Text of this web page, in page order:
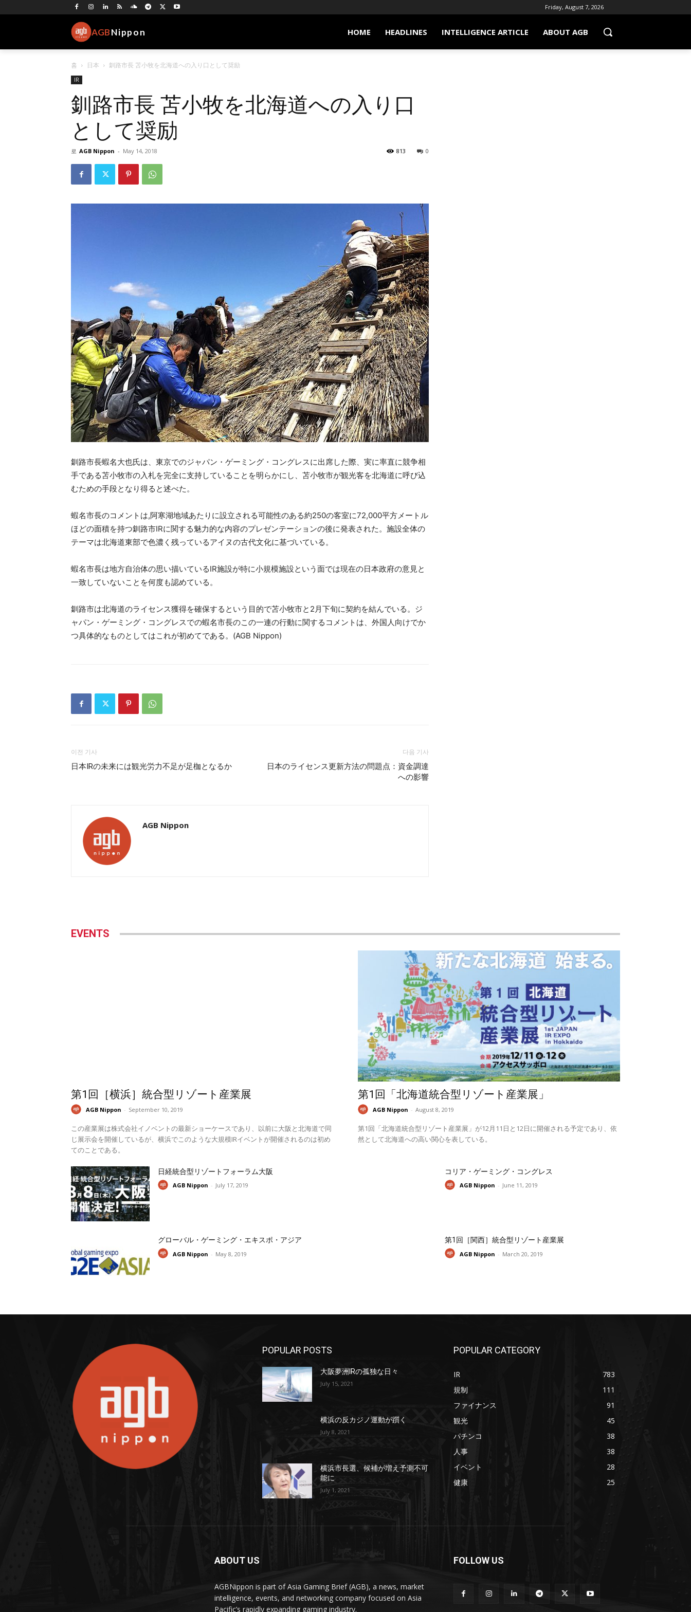
Friday, August 7, 2026
AGBNippon HOME HEADLINES INTELLIGENCE ARTICLE ABOUT AGB
홈 日本 釧路市長 苫小牧を北海道への入り口として奨励
IR
釧路市長 苫小牧を北海道への入り口
として奨励
로 AGB Nippon - May 14, 2018 0
813
釧路市長蝦名大也氏は、東京でのジャパン・ゲーミング・コングレスに出席した際、実に率直に競争相
手である苫小牧市の入札を完全に支持していることを明らかにし、苫小牧市が観光客を北海道に呼び込
むための手段となり得ると述べた。
蝦名市長のコメントは,阿寒湖地域あたりに設立される可能性のある約250の客室に72,000平方メートル
ほどの面積を持つ釧路市IRに関する魅力的な内容のプレゼンテーションの後に発表された。施設全体の
テーマは北海道東部で色濃く残っているアイヌの古代文化に基づいている。
蝦名市長は地方自治体の思い描いているIR施設が特に小規模施設という面では現在の日本政府の意見と
一致していないことを何度も認めている。
釧路市は北海道のライセンス獲得を確保するという目的で苫小牧市と2月下旬に契約を結んでいる。ジ
ャパン・ゲーミング・コングレスでの蝦名市長のこの一連の行動に関するコメントは、外国人向けでか
つ具体的なものとしてはこれが初めてである。(AGB Nippon)
이전 기사
日本IRの未来には観光労力不足が足枷となるか
다음 기사
日本のライセンス更新方法の問題点：資金調達
への影響
AGB Nippon
EVENTS
第1回［横浜］統合型リゾート産業展
AGB Nippon - September 10, 2019
この産業展は株式会社イノベントの最新ショーケースであり、以前に大阪と北海道で同
じ展示会を開催しているが、横浜でこのような大規模IRイベントが開催されるのは初め
てのことである。
第1回「北海道統合型リゾート産業展」
AGB Nippon - August 8, 2019
第1回「北海道統合型リゾート産業展」が12月11日と12日に開催される予定であり、依
然として北海道への高い関心を表している。
日経統合型リゾートフォーラム大阪
AGB Nippon - July 17, 2019
コリア・ゲーミング・コングレス
AGB Nippon - June 11, 2019
グローバル・ゲーミング・エキスポ・アジア
AGB Nippon - May 8, 2019
第1回［関西］統合型リゾート産業展
AGB Nippon - March 20, 2019
POPULAR POSTS
大阪夢洲IRの孤独な日々
July 15, 2021
横浜の反カジノ運動が躓く
July 8, 2021
横浜市長選、候補が増え予測不可
能に
July 1, 2021
POPULAR CATEGORY
IR
783
規制
111
ファイナンス
91
観光
45
パチンコ
38
人事
38
イベント
28
健康
25
ABOUT US
AGBNippon is part of Asia Gaming Brief (AGB), a news, market
intelligence, events, and networking company focused on Asia
Pacific’s rapidly expanding gaming industry.
FOLLOW US